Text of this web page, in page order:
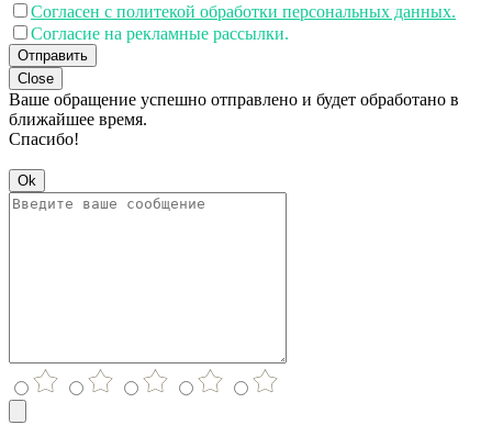
Согласен с политекой обработки персональных данных.
Согласие на рекламные рассылки.
Отправить
Close
Ваше обращение успешно отправлено и будет обработано в
ближайшее время.
Спасибо!
Ok